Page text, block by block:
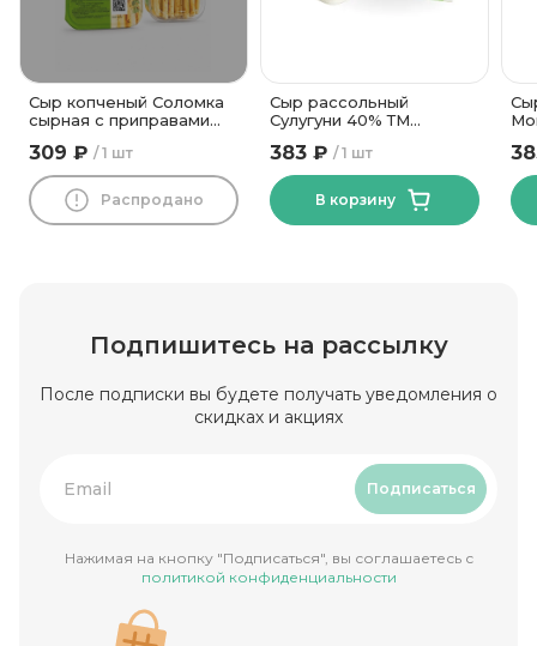
Сыр копченый Соломка
сырная с приправами
Дары
1 шт
309 ₽
Распродано
Сыр рассольный
Сулугуни 40% ТМ
гр
1 шт
383 ₽
В корзину
гр
Подпишитесь на рассылку
После подписки вы будете получать уведомления о
скидках и акциях
Подписаться
Нажимая на кнопку "Подписаться", вы соглашаетесь с
политикой конфиденциальности